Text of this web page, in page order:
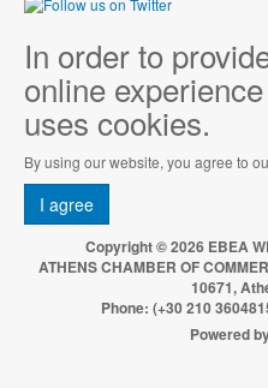
In order to
online
uses cookies.
By using our website, you agree to
I agree
Copyright © 2026 EBEA
ATHENS CHAMBER OF
10671,
Phone: (+30 210
Powered